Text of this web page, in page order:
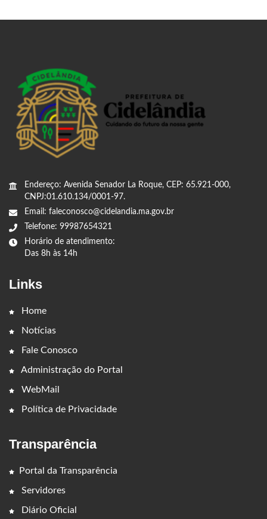
Endereço: Avenida Senador La Roque, CEP: 65.921-000,
CNPJ:01.610.134/0001-97.
Email: faleconosco@cidelandia.ma.gov.br
Telefone: 99987654321
Horário de atendimento:
Das 8h às 14h
Links
Home
Notícias
Fale Conosco
Administração do Portal
WebMail
Política de Privacidade
Transparência
Portal da Transparência
Servidores
Diário Oficial